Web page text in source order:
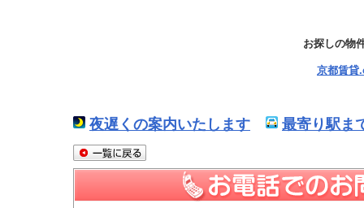
お探しの物
京都賃貸
夜遅くの案内いたします 最寄り駅ま